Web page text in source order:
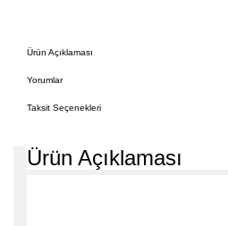
Ürün Açıklaması
Yorumlar
Taksit Seçenekleri
Ürün Açıklaması